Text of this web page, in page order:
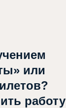
или
работу